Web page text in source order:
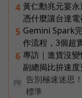
4 黃仁勳兆元宴
憑什麼讓台達
5 Gemini Spark
作流程，3個超
6 專訪｜進貨沒
副總揭比拚速
PR
告別極速迷思
標準